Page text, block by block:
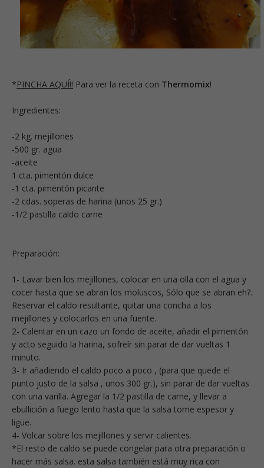
*PINCHA AQUÍ!! Para ver la receta con Thermomix!
Ingredientes:
-2 kg. mejillones
-500 gr. agua
-aceite
1 cta. pimentón dulce
-1 cta. pimentón picante
-2 cdas. soperas de harina (unos 25 gr.)
-1/2 pastilla caldo carne
Preparación:
1- Lavar bien los mejillones, colocar en una olla con el agua y
cocer hasta que se abran los moluscos, Sólo que se abran eh?.
Reservar el caldo resultante, quitar una concha a los
mejillones y colocarlos en una fuente.
2- Calentar en un cazo un fondo de aceite, añadir el pimentón
y acto seguido la harina, sofreír sin parar de dar vueltas 1
minuto.
3- Ir añadiendo el caldo poco a poco , (para que quede el
punto justo de la salsa , unos 300 gr.), sin parar de dar vueltas
con una varilla. Agregar la 1/2 pastilla de carne, y llevar a
ebullición a fuego lento hasta que la salsa tome espesor y
ligue.
4- Volcar sobre los mejillones y servir calientes.
*El resto de caldo se puede congelar para otra preparación o
hacer más salsa. esta salsa también está muy rica con